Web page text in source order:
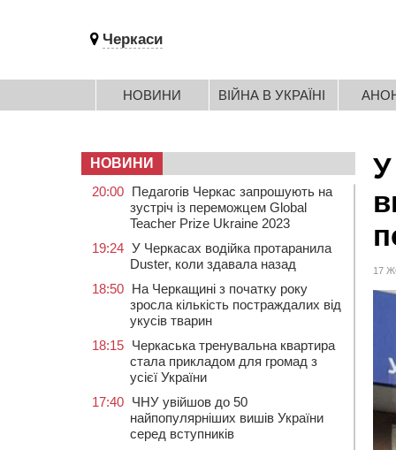
Черкаси
НОВИНИ ВІЙНА В УКРАЇНІ
У
17
НОВИНИ
20:00 Педагогів Черкас запрошують на
зустріч із переможцем Global
Teacher Prize Ukraine 2023
19:24 У Черкасах водійка протаранила
Duster, коли здавала назад
18:50 На Черкащині з початку року
зросла кількість постраждалих від
укусів тварин
18:15 Черкаська тренувальна квартира
стала прикладом для громад з
усієї України
17:40 ЧНУ увійшов до 50
найпопулярніших вишів України
серед вступників